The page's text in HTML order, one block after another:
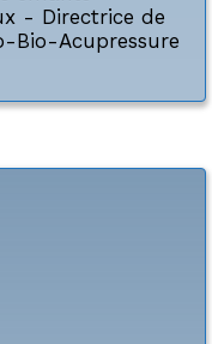
- Directrice de
Bio-Acupressure